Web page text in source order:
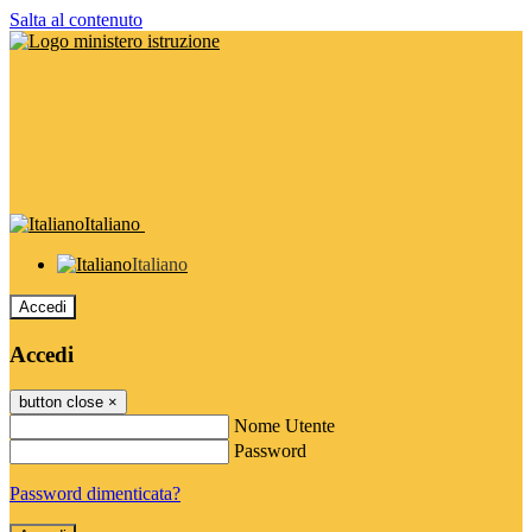
Salta al contenuto
Italiano
Italiano
Accedi
Accedi
button close ×
Nome Utente
Password
Password dimenticata?